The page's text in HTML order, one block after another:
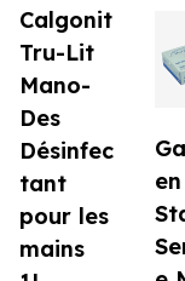
Calgonit
Tru-Lit
Mano-
Des
Désinfec
tant
pour les
mains